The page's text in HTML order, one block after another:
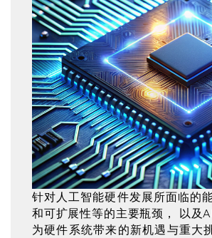
Text
Area
针对人工智能硬件发展所面临的
和可扩展性等的主要瓶颈， 以及
为硬件系统带来的新机遇与重大